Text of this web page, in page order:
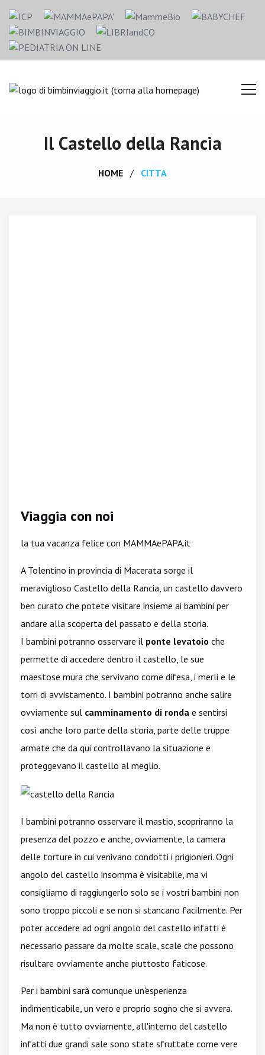
Il Castello della Rancia
HOME CITTA
Viaggia con noi
la tua vacanza felice con MAMMAePAPA.it
A Tolentino in provincia di Macerata sorge il
meraviglioso Castello della Rancia, un castello davvero
ben curato che potete visitare insieme ai bambini per
andare alla scoperta del passato e della storia.
I bambini potranno osservare il ponte levatoio che
permette di accedere dentro il castello, le sue
maestose mura che servivano come difesa, i merli e le
torri di avvistamento. I bambini potranno anche salire
ovviamente sul camminamento di ronda e sentirsi
così anche loro parte della storia, parte delle truppe
armate che da qui controllavano la situazione e
proteggevano il castello al meglio.
I bambini potranno osservare il mastio, scopriranno la
presenza del pozzo e anche, ovviamente, la camera
delle torture in cui venivano condotti i prigionieri. Ogni
angolo del castello insomma è visitabile, ma vi
consigliamo di raggiungerlo solo se i vostri bambini non
sono troppo piccoli e se non si stancano facilmente. Per
poter accedere ad ogni angolo del castello infatti è
necessario passare da molte scale, scale che possono
risultare ovviamente anche piuttosto faticose.
Per i bambini sarà comunque un'esperienza
indimenticabile, un vero e proprio sogno che si avvera.
Ma non è tutto ovviamente, all'interno del castello
infatti due grandi sale sono state sfruttate come vere